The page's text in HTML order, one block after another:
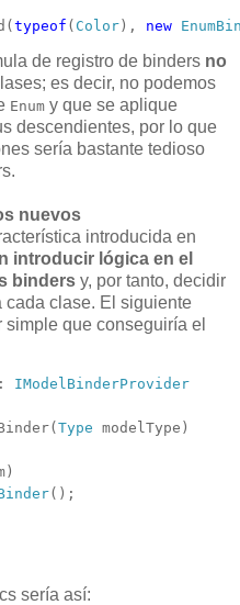
typeof ( Color ), new
de registro de binders no
es decir, no podemos
Enum y que se aplique
descendientes, por lo que
sería bastante tedioso
nuevos
introducida en
introducir lógica en el
binders y, por tanto, decidir
cada clase. El siguiente
que conseguiría el
: IModelBinderProvider
Type modelType)
();
sería así: